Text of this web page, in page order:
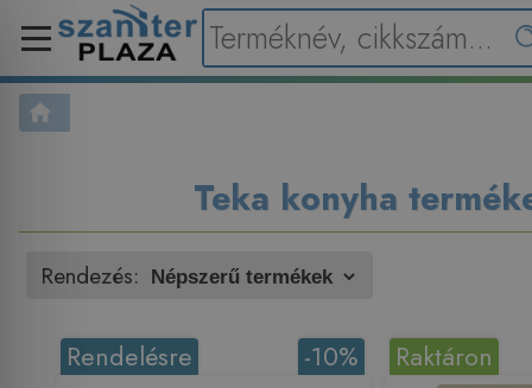
Teka konyha
Rendezés:
-10%
Rendelésre Raktáron